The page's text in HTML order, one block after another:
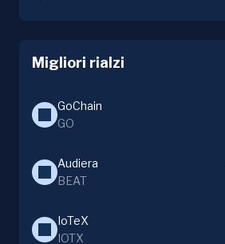
Migliori rialzi
GoChain
GO
Audiera
BEAT
IoTeX
IOTX